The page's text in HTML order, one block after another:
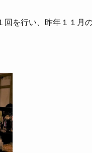
を行い、昨年１１月